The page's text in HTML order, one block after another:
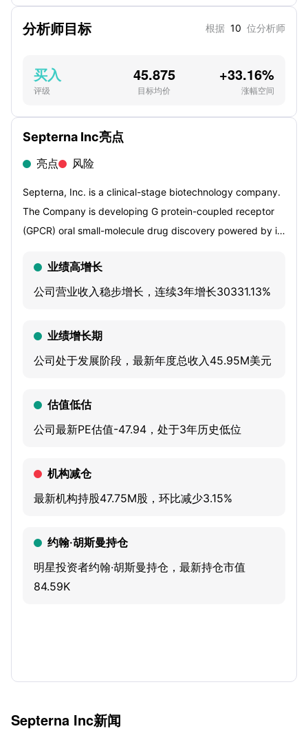
Septerna Inc亮点
亮点 风险
Septerna, Inc. is a clinical-stage biotechnology company.
The Company is developing G protein-coupled receptor
(GPCR) oral small-molecule drug discovery powered by its
product candidates is focused on treating patients in
three therapeutic areas: endocrinology, immunology and
for validated receptors, and pursue a wide spectrum of
allosteric modulators, to achieve desired therapeutic
effects. It is advancing a deep portfolio of oral small
areas for patients with unmet needs. It is focused on
therapeutic areas, such as neurology, women’s health,
业绩高增长
公司营业收入稳步增长，连续3年增长30331.13%
业绩增长期
公司处于发展阶段，最新年度总收入45.95M美元
估值低估
公司最新PE估值-47.94，处于3年历史低位
机构减仓
最新机构持股47.75M股，环比减少3.15%
约翰·胡斯曼持仓
明星投资者约翰·胡斯曼持仓，最新持仓市值
84.59K
分析师目标 根据 10 位分析师
买入
评级
45.875
目标均价
+33.16%
涨幅空间
Septerna Inc新闻